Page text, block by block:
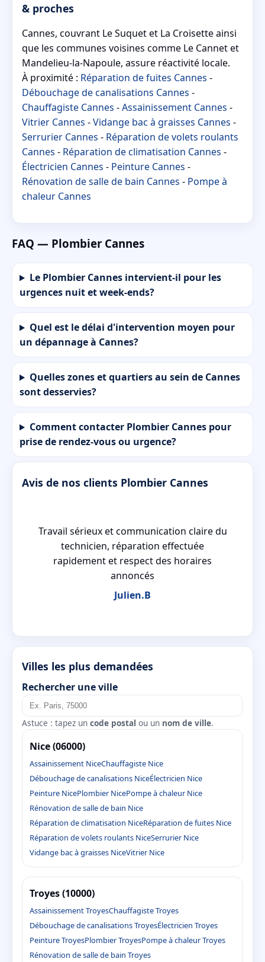
& proches
Cannes, couvrant Le Suquet et La Croisette ainsi
que les communes voisines comme Le Cannet et
Mandelieu-la-Napoule, assure réactivité locale.
À proximité : Réparation de fuites Cannes -
Débouchage de canalisations Cannes -
Chauffagiste Cannes -Assainissement Cannes -
Vitrier Cannes -Vidange bac à graisses Cannes -
Serrurier Cannes - Réparation de volets roulants
Cannes - Réparation de climatisation Cannes -
Électricien Cannes - Peinture Cannes -
Rénovation de salle de bain Cannes - Pompe à
chaleur Cannes
FAQ — Plombier Cannes
Le Plombier Cannes intervient-il pour les
urgences nuit et week-ends?
Quel est le délai d'intervention moyen pour
un dépannage à Cannes?
Quelles zones et quartiers au sein de Cannes
sont desservies?
Comment contacter Plombier Cannes pour
prise de rendez-vous ou urgence?
Avis de nos clients Plombier Cannes
Travail sérieux et communication claire du
technicien, réparation effectuée
rapidement et respect des horaires
annoncés
Julien.B
Villes les plus demandées
Rechercher une ville
Astuce : tapez un code postal ou un nom de ville.
Nice (06000)
Assainissement NiceChauffagiste Nice
Débouchage de canalisations NiceÉlectricien Nice
Peinture NicePlombier NicePompe à chaleur Nice
Rénovation de salle de bain Nice
Réparation de climatisation NiceRéparation de fuites Nice
Réparation de volets roulants NiceSerrurier Nice
Vidange bac à graisses NiceVitrier Nice
Troyes (10000)
Assainissement TroyesChauffagiste Troyes
Débouchage de canalisations TroyesÉlectricien Troyes
Peinture TroyesPlombier TroyesPompe à chaleur Troyes
Rénovation de salle de bain Troyes